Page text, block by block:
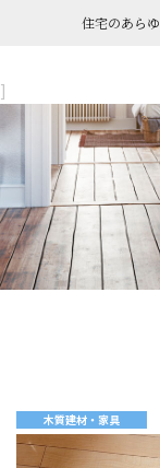
]
住宅のあら
木質建材・家具